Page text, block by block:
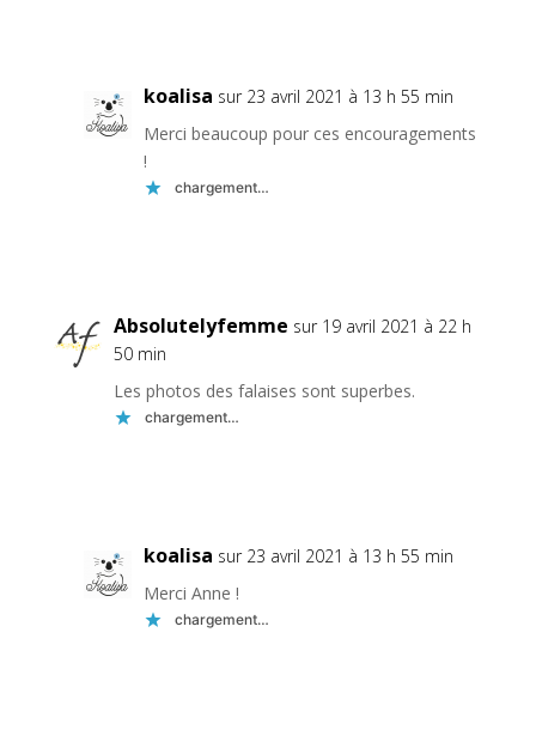
koalisa sur 23 avril 2021 à 13 h 55 min
Merci beaucoup pour ces encouragements
!
chargement…
Absolutelyfemme sur 19 avril 2021 à 22 h
50 min
Les photos des falaises sont superbes.
chargement…
koalisa sur 23 avril 2021 à 13 h 55 min
Merci Anne !
chargement…